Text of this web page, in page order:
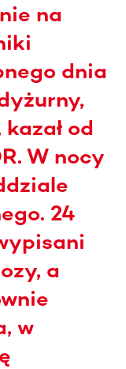
na
dnia
od
W nocy
24
a
w